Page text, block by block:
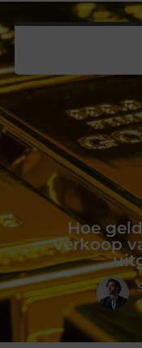
Hoe
verkoop